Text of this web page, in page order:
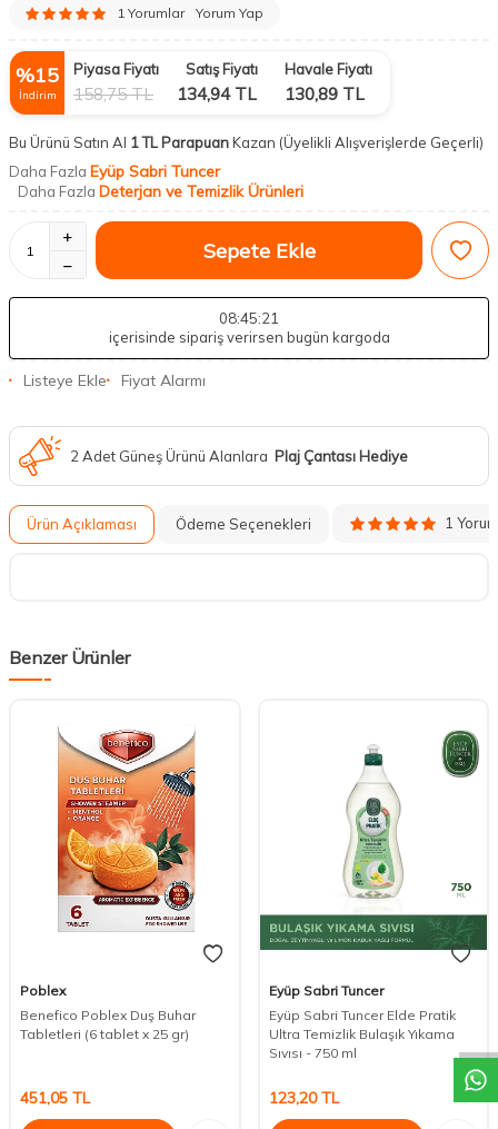
1 Yorumlar Yorum Yap
%15
İndirim
Piyasa Fiyatı
158,75TL
Satış Fiyatı
134,94TL
Havale Fiyatı
130,89 TL
Bu Ürünü Satın Al 1 TL ParapuanKazan (Üyelikli Alışverişlerde Geçerli)
Daha Fazla Eyüp Sabri Tuncer
Daha Fazla Deterjan ve Temizlik Ürünleri
Sepete Ekle
08:45:20
içerisinde sipariş verirsen bugün kargoda
Listeye Ekle Fiyat Alarmı
2 Adet Güneş Ürünü Alanlara Plaj Çantası Hediye
Ürün Açıklaması Ödeme Seçenekleri 1 Yorum
Benzer Ürünler
Poblex
Benefico Poblex Duş Buhar
Tabletleri (6 tablet x 25 gr)
451,05 TL
Eyüp Sabri Tuncer
Eyüp Sabri Tuncer Elde Pratik
Ultra Temizlik Bulaşık Yıkama
Sıvısı - 750 ml
123,20TL